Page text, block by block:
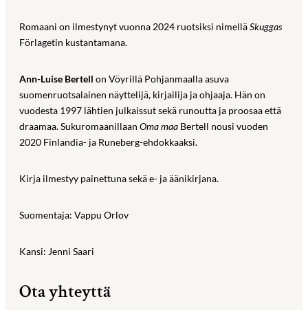
Romaani on ilmestynyt vuonna 2024 ruotsiksi nimelläSkuggas
Förlagetin kustantamana.
Ann-Luise Bertell on Vöyrillä Pohjanmaalla asuva
suomenruotsalainen näyttelijä, kirjailija ja ohjaaja. Hän on
vuodesta 1997 lähtien julkaissut sekä runoutta ja proosaa että
draamaa. Sukuromaanillaan Oma maa Bertell nousi vuoden
2020 Finlandia- ja Runeberg-ehdokkaaksi.
Kirja ilmestyy painettuna sekä e- ja äänikirjana.
Suomentaja: Vappu Orlov
Kansi: Jenni Saari
Ota yhteyttä